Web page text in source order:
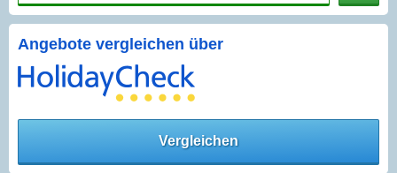
Angebote vergleichen über
Vergleichen